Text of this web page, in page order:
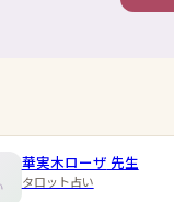
華実木ローザ 先生
タロット占い